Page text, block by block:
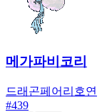
메가파비코리
드래곤페어리 호연
#439